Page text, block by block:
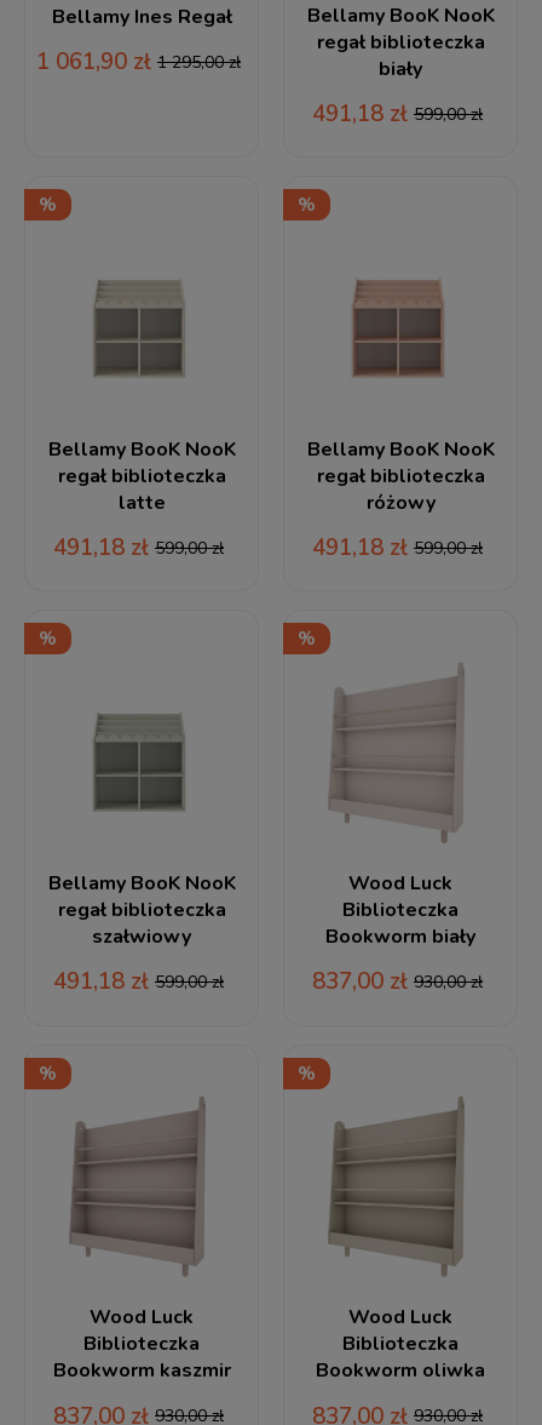
Bellamy Ines Regał
1 061,90 zł 1 295,00 zł
Bellamy BooK NooK
regał biblioteczka
biały
491,18 zł 599,00 zł
Bellamy BooK NooK
regał biblioteczka
latte
491,18 zł 599,00 zł
Bellamy BooK NooK
regał biblioteczka
różowy
491,18 zł 599,00 zł
Bellamy BooK NooK
regał biblioteczka
szałwiowy
491,18 zł 599,00 zł
Wood Luck
Biblioteczka
Bookworm biały
837,00 zł 930,00 zł
Wood Luck
Biblioteczka
Bookworm kaszmir
837,00 zł 930,00 zł
Wood Luck
Biblioteczka
Bookworm oliwka
837,00 zł 930,00 zł